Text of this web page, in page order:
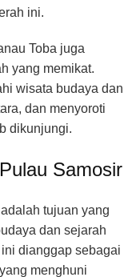
ini.
Toba juga
yang memikat.
wisata budaya dan
dan menyoroti
dikunjungi.
Samosir
tujuan yang
dan sejarah
dianggap sebagai
menghuni